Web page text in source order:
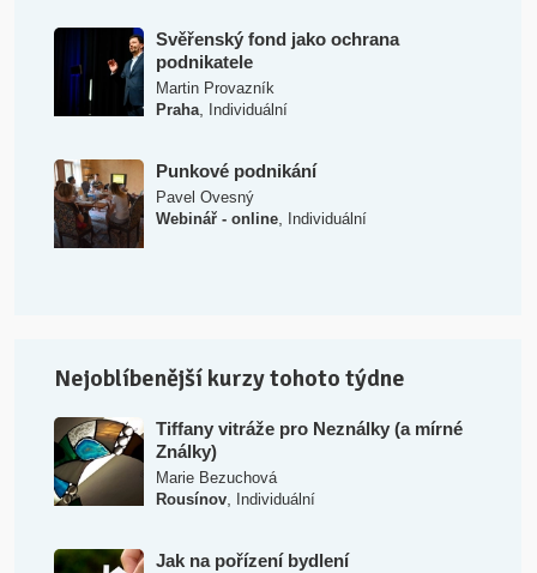
Svěřenský fond jako ochrana
podnikatele
Martin Provazník
Praha, Individuální
Punkové podnikání
Pavel Ovesný
Webinář - online, Individuální
Nejoblíbenější kurzy tohoto týdne
Tiffany vitráže pro Neználky (a mírné
Ználky)
Marie Bezuchová
Rousínov, Individuální
Jak na pořízení bydlení